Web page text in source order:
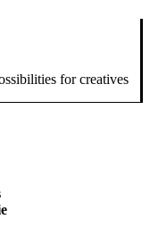
for creatives